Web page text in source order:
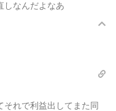
しなんだよなあ
それで利益出してまた同